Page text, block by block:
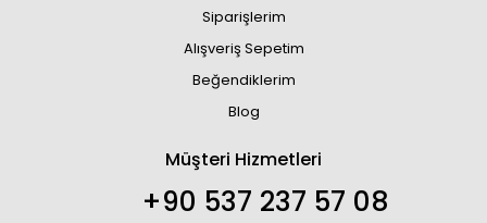
Siparişlerim
Alışveriş Sepetim
Beğendiklerim
Blog
Müşteri Hizmetleri
+90 537 237 57 08